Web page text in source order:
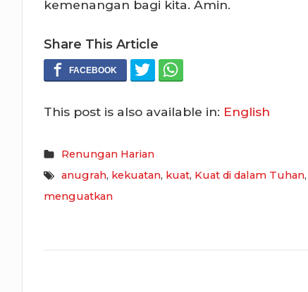
kemenangan bagi kita. Amin.
Share This Article
This post is also available in: English
Renungan Harian
anugrah, kekuatan, kuat, Kuat di dalam Tuhan,
menguatkan